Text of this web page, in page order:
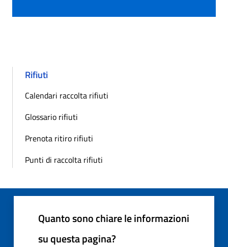
Rifiuti
Calendari raccolta rifiuti
Glossario rifiuti
Prenota ritiro rifiuti
Punti di raccolta rifiuti
Quanto sono chiare le informazioni
su questa pagina?